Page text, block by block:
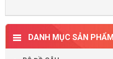
DANH MỤC SẢN PHẨM